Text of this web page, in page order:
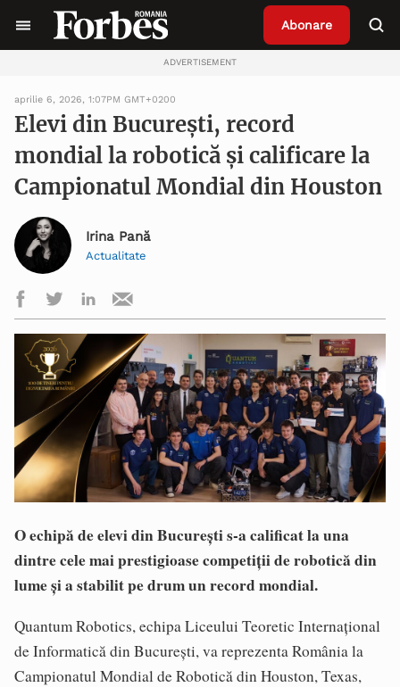
Abonare
ADVERTISEMENT
aprilie 6, 2026, 1:07PM GMT+0200
Elevi din București, record
mondial la robotică și calificare la
Campionatul Mondial din Houston
Irina Pană
Actualitate
O echipă de elevi din București s-a calificat la una
dintre cele mai prestigioase competiții de robotică din
lume și a stabilit pe drum un record mondial.
Quantum Robotics, echipa Liceului Teoretic Internațional
de Informatică din București, va reprezenta România la
Campionatul Mondial de Robotică din Houston, Texas,